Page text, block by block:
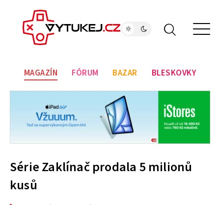
MAGAZÍN FÓRUM BAZAR BLESKOVKY
Série Zaklínač prodala 5 milionů
kusů